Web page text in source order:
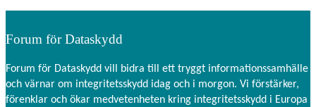
Forum för Dataskydd
Forum för Dataskydd vill bidra till ett tryggt informationssamhälle
och värnar om integritetsskydd idag och i morgon. Vi förstärker,
förenklar och ökar medvetenheten kring integritetsskydd i Europa